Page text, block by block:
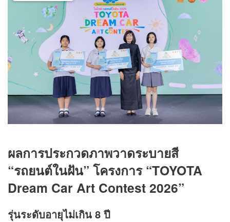
ผลการประกวดภาพวาดระบายสี
“รถยนต์ในฝัน” โครงการ “TOYOTA
Dream Car Art Contest 2026”
รุ่นระดับอายุไม่เกิน 8 ปี